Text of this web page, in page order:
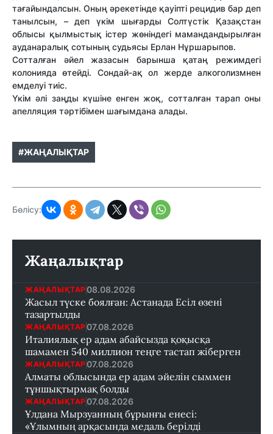
тағайындалсын. Оның әрекетінде қауіпті рецидив бар деп
танылсын, – деп үкім шығарды Солтүстік Қазақстан
облысы қылмыстық істер жөніндегі мамандандырылған
ауданаралық сотының судьясы Ерлан Нұршарыпов.
Сотталған әйел жазасын барынша қатаң режимдегі
колонияда өтейді. Сондай-ақ ол жерде алкоголизмнен
емделуі тиіс.
Үкім әлі заңды күшіне енген жоқ, сотталған тарап оны
апелляция тәртібімен шағымдана алады.
#ЖАҢАЛЫҚТАР
Бөлісу:
Жаңалықтар
ЖАҢАЛЫҚТАР 08.08.2026
Жасыл түске боялған: Астанада Есіл өзені
тазартылды
ЖАҢАЛЫҚТАР 07.08.2026
Италиялық ер адам абайсызда қоқысқа
шамамен 540 миллион теңге тастап жіберген
ЖАҢАЛЫҚТАР 07.08.2026
Алматы облысында ер адам әйелін сыммен
тұншықтырмақ болды
ЖАҢАЛЫҚТАР 07.08.2026
Ұлдана Мырзуанның бұрынғы енесі:
«Ұлымның арқасында медаль берілді